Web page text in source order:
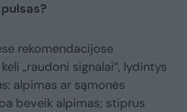
rekomendacijose
„raudoni signalai“, lydintys
alpimas ar sąmonės
beveik alpimas; stiprus